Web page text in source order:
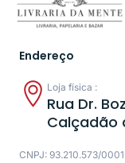
Endereço
Loja física :
Rua Dr.
Calçadão
CNPJ: 93.210.573/